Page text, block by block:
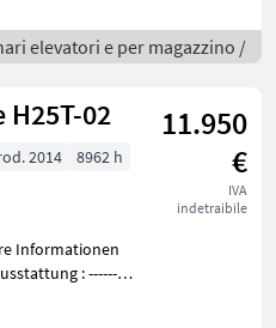
vorne -
elevatori e per magazzino /
H25T-02
11.950
€
IVA
indetraibile
2014 8962 h
Informationen